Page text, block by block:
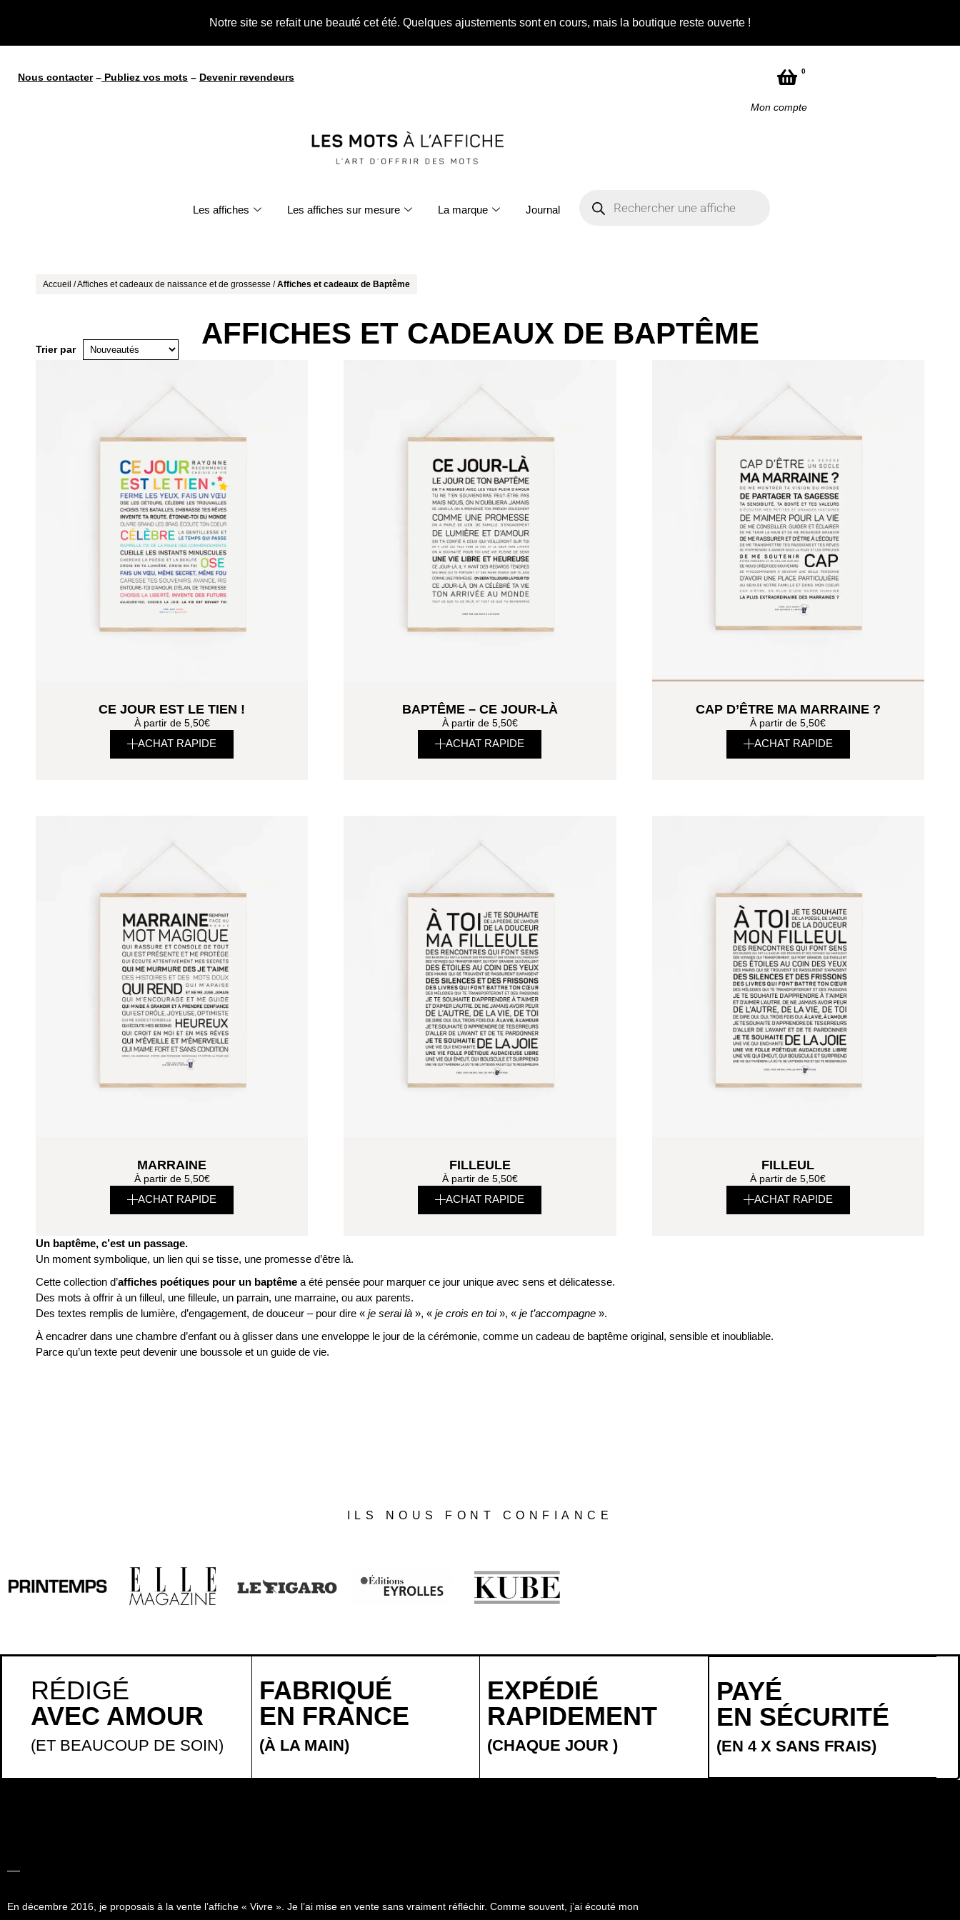
Notre site se refait une beauté cet été. Quelques ajustements sont en cours, mais la boutique reste ouverte !
Nous contacter– Publiez vos mots – Devenir revendeurs
0
Mon compte
Les affiches Les affiches sur mesure La marque Journal
Accueil /Affiches et cadeaux de naissance et de grossesse /Affiches et cadeaux de Baptême
AFFICHES ET CADEAUX DE BAPTÊME
Trier par
CE JOUR EST LE TIEN !
À partir de 5,50€
ACHAT RAPIDE
BAPTÊME – CE JOUR-LÀ
À partir de 5,50€
ACHAT RAPIDE
CAP D’ÊTRE MA MARRAINE ?
À partir de5,50€
ACHAT RAPIDE
MARRAINE
À partir de 5,50€
ACHAT RAPIDE
FILLEULE
À partir de 5,50€
ACHAT RAPIDE
FILLEUL
À partir de5,50€
ACHAT RAPIDE
Un baptême, c’est un passage.
Un moment symbolique, un lien qui se tisse, une promesse d’être là.
Cette collection d’affiches poétiques pour un baptême a été pensée pour marquer ce jour unique avec sens et délicatesse.
Des mots à offrir à un filleul, une filleule, un parrain, une marraine, ou aux parents.
Des textes remplis de lumière, d’engagement, de douceur – pour dire « je serai là », « je crois en toi», « je t’accompagne ».
À encadrer dans une chambre d’enfant ou à glisser dans une enveloppe le jour de la cérémonie, comme un cadeau de baptême original, sensible et inoubliable.
Parce qu’un texte peut devenir une boussole et un guide de vie.
ILS NOUS FONT CONFIANCE
RÉDIGÉ
AVEC AMOUR
(ET BEAUCOUP DE SOIN)
FABRIQUÉ
EN FRANCE
(À LA MAIN)
EXPÉDIÉ
RAPIDEMENT
(CHAQUE JOUR )
PAYÉ
EN SÉCURITÉ
(EN 4 X SANS FRAIS)
En décembre 2016, je proposais à la vente l’affiche « Vivre ». Je l’ai mise en vente sans vraiment réfléchir. Comme souvent, j’ai écouté mon